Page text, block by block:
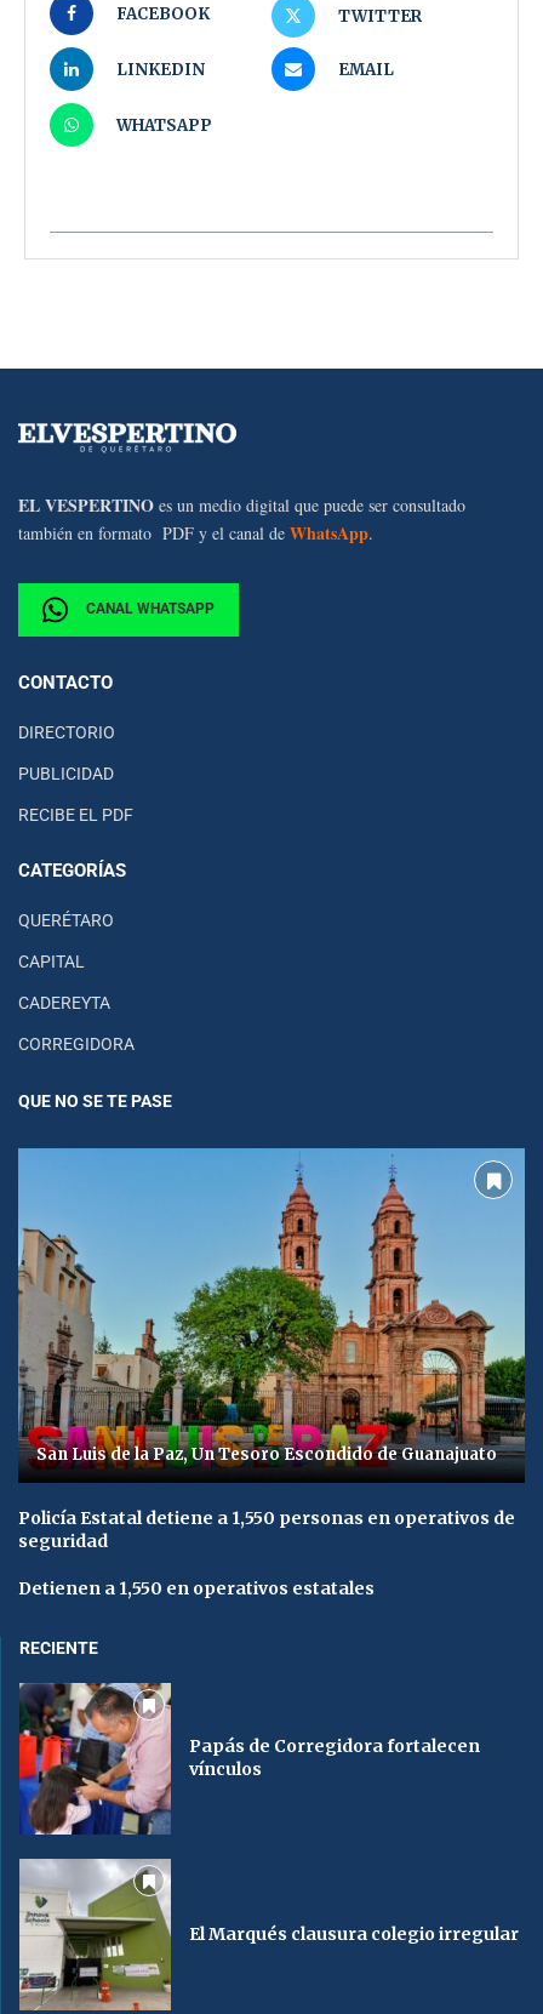
FACEBOOK TWITTER
LINKEDIN EMAIL
WHATSAPP
EL VESPERTINO es un medio digital que puede ser consultado
también en formato PDF y el canal de WhatsApp.
CANAL WHATSAPP
CONTACTO
DIRECTORIO
PUBLICIDAD
RECIBE EL PDF
CATEGORÍAS
QUERÉTARO
CAPITAL
CADEREYTA
CORREGIDORA
QUE NO SE TE PASE
San Luis de la Paz, Un Tesoro Escondido de Guanajuato
Policía Estatal detiene a 1,550 personas en operativos de
seguridad
Detienen a 1,550 en operativos estatales
RECIENTE
Papás de Corregidora fortalecen
vínculos
El Marqués clausura colegio irregular